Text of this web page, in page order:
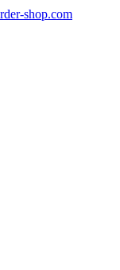
shop.com